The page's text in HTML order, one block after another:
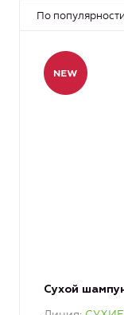
По популярности
Сухой